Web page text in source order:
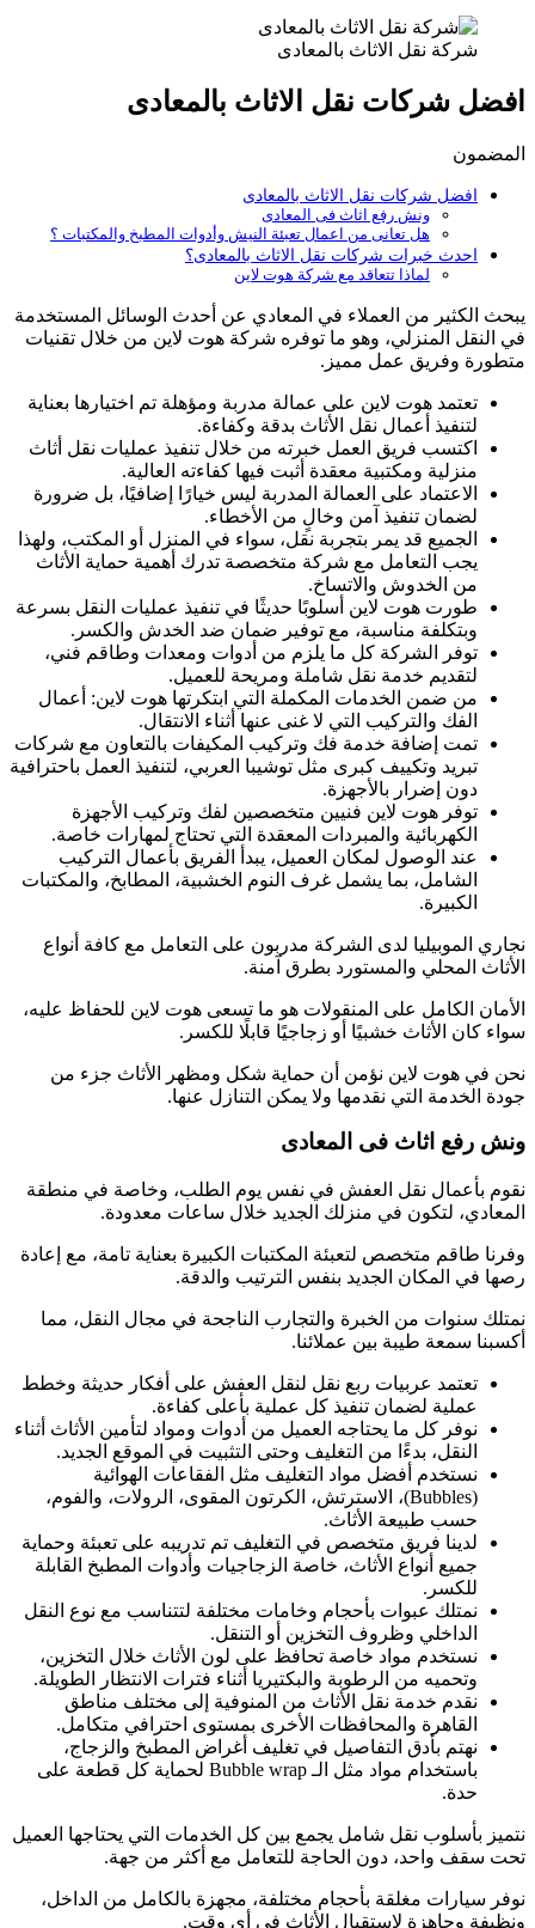
شركة نقل الاثاث بالمعادى
افضل شركات نقل الاثاث بالمعادى
المضمون
افضل شركات نقل الاثاث بالمعادى
ونش رفع اثاث فى المعادى
هل تعانى من اعمال تعبئة النيش وأدوات المطبخ والمكتبات ؟
احدث خبرات شركات نقل الاثاث بالمعادى؟
لماذا تتعاقد مع شركة هوت لاين
يبحث الكثير من العملاء في المعادي عن أحدث الوسائل المستخدمة
في النقل المنزلي، وهو ما توفره شركة هوت لاين من خلال تقنيات
متطورة وفريق عمل مميز.
تعتمد هوت لاين على عمالة مدربة ومؤهلة تم اختيارها بعناية
لتنفيذ أعمال نقل الأثاث بدقة وكفاءة.
اكتسب فريق العمل خبرته من خلال تنفيذ عمليات نقل أثاث
منزلية ومكتبية معقدة أثبت فيها كفاءته العالية.
الاعتماد على العمالة المدربة ليس خيارًا إضافيًا، بل ضرورة
لضمان تنفيذ آمن وخالٍ من الأخطاء.
الجميع قد يمر بتجربة نقل، سواء في المنزل أو المكتب، ولهذا
يجب التعامل مع شركة متخصصة تدرك أهمية حماية الأثاث
من الخدوش والاتساخ.
طورت هوت لاين أسلوبًا حديثًا في تنفيذ عمليات النقل بسرعة
وبتكلفة مناسبة، مع توفير ضمان ضد الخدش والكسر.
توفر الشركة كل ما يلزم من أدوات ومعدات وطاقم فني،
لتقديم خدمة نقل شاملة ومريحة للعميل.
من ضمن الخدمات المكملة التي ابتكرتها هوت لاين: أعمال
الفك والتركيب التي لا غنى عنها أثناء الانتقال.
تمت إضافة خدمة فك وتركيب المكيفات بالتعاون مع شركات
تبريد وتكييف كبرى مثل توشيبا العربي، لتنفيذ العمل باحترافية
دون إضرار بالأجهزة.
توفر هوت لاين فنيين متخصصين لفك وتركيب الأجهزة
الكهربائية والمبردات المعقدة التي تحتاج لمهارات خاصة.
عند الوصول لمكان العميل، يبدأ الفريق بأعمال التركيب
الشامل، بما يشمل غرف النوم الخشبية، المطابخ، والمكتبات
الكبيرة.
نجاري الموبيليا لدى الشركة مدربون على التعامل مع كافة أنواع
الأثاث المحلي والمستورد بطرق آمنة.
الأمان الكامل على المنقولات هو ما تسعى هوت لاين للحفاظ عليه،
سواء كان الأثاث خشبيًا أو زجاجيًا قابلًا للكسر.
نحن في هوت لاين نؤمن أن حماية شكل ومظهر الأثاث جزء من
جودة الخدمة التي نقدمها ولا يمكن التنازل عنها.
ونش رفع اثاث فى المعادى
نقوم بأعمال نقل العفش في نفس يوم الطلب، وخاصة في منطقة
المعادي، لتكون في منزلك الجديد خلال ساعات معدودة.
وفرنا طاقم متخصص لتعبئة المكتبات الكبيرة بعناية تامة، مع إعادة
رصها في المكان الجديد بنفس الترتيب والدقة.
نمتلك سنوات من الخبرة والتجارب الناجحة في مجال النقل، مما
أكسبنا سمعة طيبة بين عملائنا.
تعتمد عربيات ربع نقل لنقل العفش على أفكار حديثة وخطط
عملية لضمان تنفيذ كل عملية بأعلى كفاءة.
نوفر كل ما يحتاجه العميل من أدوات ومواد لتأمين الأثاث أثناء
النقل، بدءًا من التغليف وحتى التثبيت في الموقع الجديد.
نستخدم أفضل مواد التغليف مثل الفقاعات الهوائية
(Bubbles)، الاسترتش، الكرتون المقوى، الرولات، والفوم،
حسب طبيعة الأثاث.
لدينا فريق متخصص في التغليف تم تدريبه على تعبئة وحماية
جميع أنواع الأثاث، خاصة الزجاجيات وأدوات المطبخ القابلة
للكسر.
نمتلك عبوات بأحجام وخامات مختلفة لتتناسب مع نوع النقل
الداخلي وظروف التخزين أو التنقل.
نستخدم مواد خاصة تحافظ على لون الأثاث خلال التخزين،
وتحميه من الرطوبة والبكتيريا أثناء فترات الانتظار الطويلة.
نقدم خدمة نقل الأثاث من المنوفية إلى مختلف مناطق
القاهرة والمحافظات الأخرى بمستوى احترافي متكامل.
نهتم بأدق التفاصيل في تغليف أغراض المطبخ والزجاج،
باستخدام مواد مثل الـ Bubble wrap لحماية كل قطعة على
حدة.
نتميز بأسلوب نقل شامل يجمع بين كل الخدمات التي يحتاجها العميل
تحت سقف واحد، دون الحاجة للتعامل مع أكثر من جهة.
نوفر سيارات مغلقة بأحجام مختلفة، مجهزة بالكامل من الداخل،
ونظيفة وجاهزة لاستقبال الأثاث في أي وقت.